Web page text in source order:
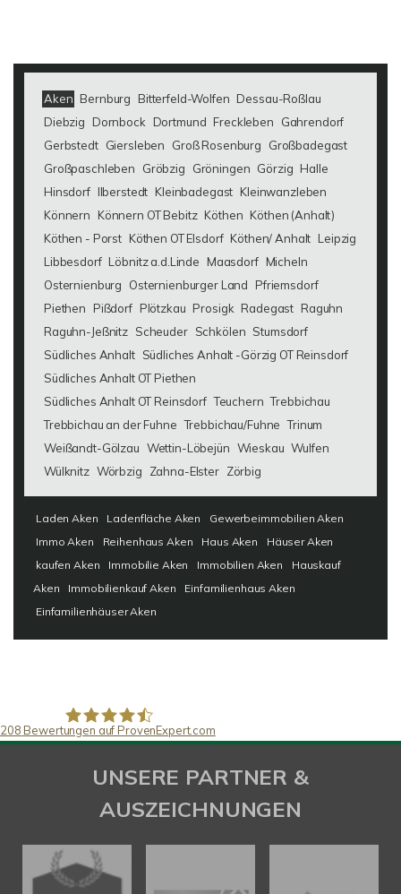
Aken Bernburg Bitterfeld-Wolfen Dessau-Roßlau
Diebzig
Dornbock Dortmund Freckleben
Gahrendorf
Gerbstedt Giersleben Groß Rosenburg
Großbadegast
Großpaschleben
Gröbzig Gröningen Görzig Halle
Hinsdorf Ilberstedt Kleinbadegast Kleinwanzleben
Könnern
Könnern OT Bebitz Köthen Köthen (Anhalt)
Köthen - Porst Köthen OT Elsdorf Köthen/ Anhalt Leipzig
Libbesdorf Löbnitz a.d.Linde Maasdorf Micheln
Osternienburg
Osternienburger Land
Pfriemsdorf
Piethen
Pißdorf Plötzkau Prosigk Radegast Raguhn
Raguhn-Jeßnitz Scheuder Schkölen Stumsdorf
Südliches Anhalt Südliches Anhalt -Görzig OT Reinsdorf
Südliches Anhalt OT Piethen
Südliches Anhalt OT Reinsdorf Teuchern Trebbichau
Trebbichau an der Fuhne Trebbichau/Fuhne Trinum
Weißandt-Gölzau Wettin-Löbejün Wieskau Wulfen
Wülknitz Wörbzig Zahna-Elster Zörbig
Laden Aken Ladenfläche Aken
Gewerbeimmobilien Aken
Immo Aken
Reihenhaus Aken Haus Aken
Häuser Aken
kaufen Aken
Immobilie Aken Immobilien Aken
Hauskauf
Aken
Immobilienkauf Aken
Einfamilienhaus Aken
Einfamilienhäuser Aken
SAW Immobilien
208 Bewertungen auf ProvenExpert.com
UNSERE PARTNER &
AUSZEICHNUNGEN